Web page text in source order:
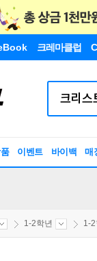
크레마클럽
이벤트 바이백 매
1-2학년 1-